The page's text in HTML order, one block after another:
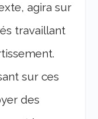
agira sur
travaillant
sur ces
des